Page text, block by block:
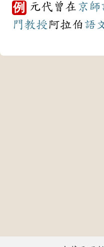
例 元代曾在 京師
門教授阿拉伯語